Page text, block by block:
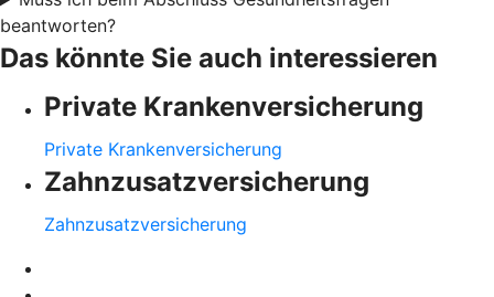
beantworten?
Das könnte Sie auch interessieren
Private Krankenversicherung
Private Krankenversicherung
Zahnzusatzversicherung
Zahnzusatzversicherung